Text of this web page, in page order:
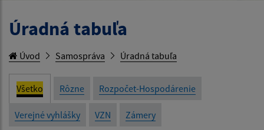
Úradná tabuľa
Úvod Samospráva Úradná tabuľa
Všetko Rôzne Rozpočet-Hospodárenie
Verejné vyhlášky VZN Zámery